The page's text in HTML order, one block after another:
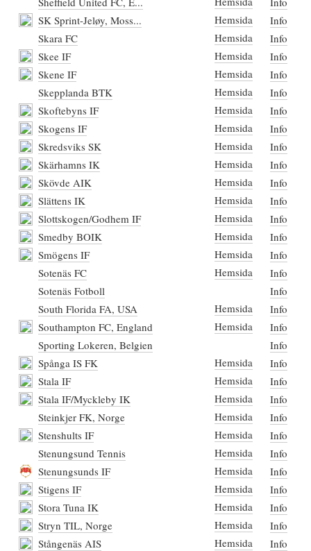
SK Sprint-Jeløy, Moss...
Hemsida
Info
Skara FC
Hemsida
Info
Skee IF
Hemsida
Info
Skene IF
Hemsida
Info
Skepplanda BTK
Hemsida
Info
Skoftebyns IF
Hemsida
Info
Skogens IF
Hemsida
Info
Skredsviks SK
Hemsida
Info
Skärhamns IK
Hemsida
Info
Skövde AIK
Hemsida
Info
Slättens IK
Hemsida
Info
Slottskogen/Godhem IF
Hemsida
Info
Smedby BOIK
Hemsida
Info
Smögens IF
Hemsida
Info
Sotenäs FC
Hemsida
Info
Sotenäs Fotboll
Info
South Florida FA, USA
Hemsida
Info
Southampton FC, England
Hemsida
Info
Sporting Lokeren, Belgien
Info
Spånga IS FK
Hemsida
Info
Stala IF
Hemsida
Info
Stala IF/Myckleby IK
Hemsida
Info
Steinkjer FK, Norge
Hemsida
Info
Stenshults IF
Hemsida
Info
Stenungsund Tennis
Hemsida
Info
Stenungsunds IF
Hemsida
Info
Stigens IF
Hemsida
Info
Stora Tuna IK
Hemsida
Info
Stryn TIL, Norge
Hemsida
Info
Stångenäs AIS
Hemsida
Info